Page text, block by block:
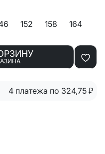
152 158 164
4 платежа по 324,75 ₽